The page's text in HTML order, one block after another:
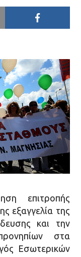
επιτροπής
εξαγγελία της
και την
στα
Εσωτερικών